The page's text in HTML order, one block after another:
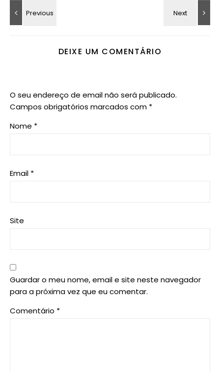
DEIXE UM COMENTÁRIO
O seu endereço de email não será publicado.
Campos obrigatórios marcados com *
Nome *
Email *
Site
Guardar o meu nome, email e site neste navegador
para a próxima vez que eu comentar.
Comentário *